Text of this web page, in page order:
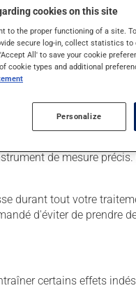
que votre
bénéfiques.
utilisez pas plus, ni
cesser de l'utiliser,
de mesure
durant tout votre
d'éviter de
certains effets
cookies on this site
to the proper functioning of a site.
secure log-in, collect statistics
All' to save your cookie
cookie types and additional
Personalize